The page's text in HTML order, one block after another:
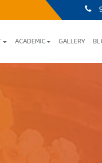
ACADEMIC GALLERY